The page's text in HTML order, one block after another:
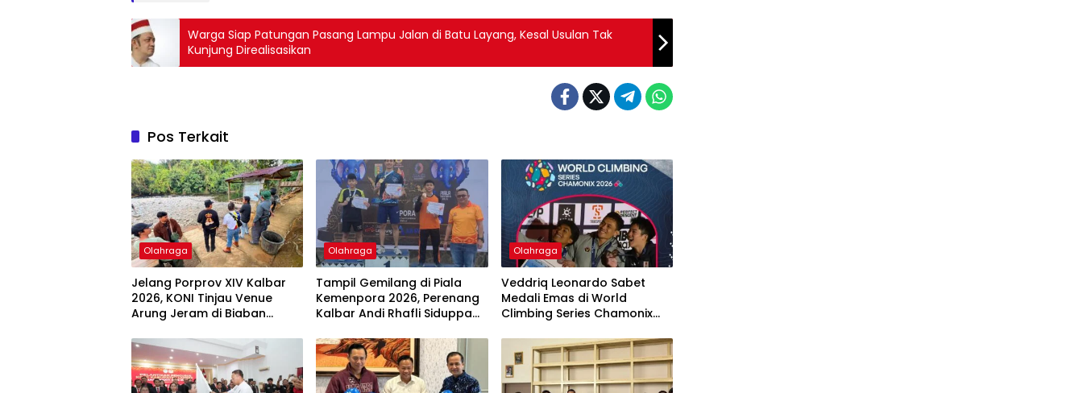
Warga Siap Patungan Pasang Lampu Jalan di Batu Layang, Kesal Usulan Tak
Kunjung Direalisasikan
Pos Terkait
Olahraga
Jelang Porprov XIV Kalbar
2026, KONI Tinjau Venue
Arung Jeram di Biaban
Olahraga
Tampil Gemilang di Piala
Kemenpora 2026, Perenang
Kalbar Andi Rhafli Siduppa
Gelar Perenang Terbaik
Olahraga
Veddriq Leonardo Sabet
Medali Emas di World
Climbing Series Chamonix